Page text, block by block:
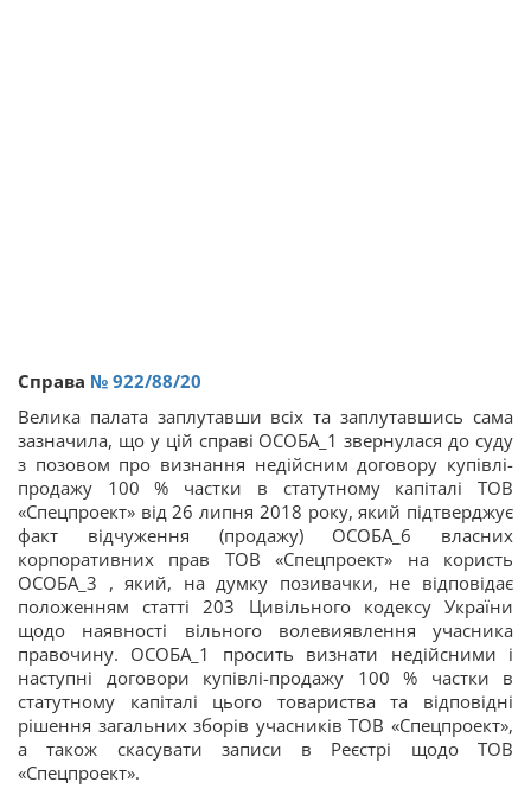
Справа № 922/88/20
Велика палата заплутавши всіх та заплутавшись сама
зазначила, що у цій справі ОСОБА_1 звернулася до суду
з позовом про визнання недійсним договору купівлі-
продажу 100 % частки в статутному капіталі ТОВ
«Спецпроект» від 26 липня 2018 року, який підтверджує
факт відчуження (продажу) ОСОБА_6 власних
корпоративних прав ТОВ «Спецпроект» на користь
ОСОБА_3 , який, на думку позивачки, не відповідає
положенням статті 203 Цивільного кодексу України
щодо наявності вільного волевиявлення учасника
правочину. ОСОБА_1 просить визнати недійсними і
наступні договори купівлі-продажу 100 % частки в
статутному капіталі цього товариства та відповідні
рішення загальних зборів учасників ТОВ «Спецпроект»,
а також скасувати записи в Реєстрі щодо ТОВ
«Спецпроект».